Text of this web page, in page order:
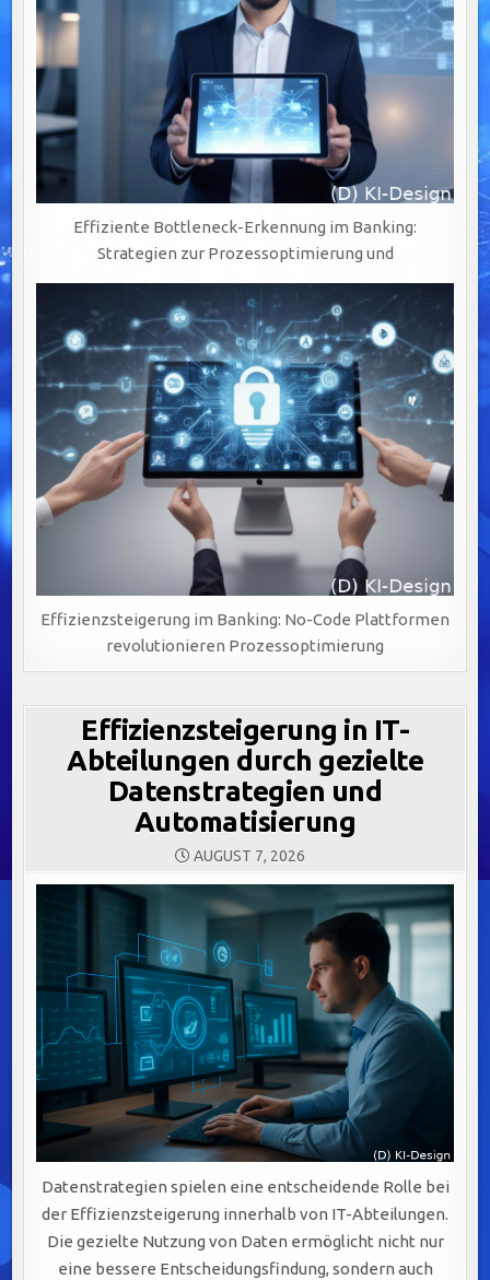
Effiziente Bottleneck-Erkennung im Banking:
Strategien zur Prozessoptimierung und
Effizienzsteigerung im Banking: No-Code Plattformen
revolutionieren Prozessoptimierung
Effizienzsteigerung in IT-
Abteilungen durch gezielte
Datenstrategien und
Automatisierung
AUGUST 7, 2026
Datenstrategien spielen eine entscheidende Rolle bei
der Effizienzsteigerung innerhalb von IT-Abteilungen.
Die gezielte Nutzung von Daten ermöglicht nicht nur
eine bessere Entscheidungsfindung, sondern auch